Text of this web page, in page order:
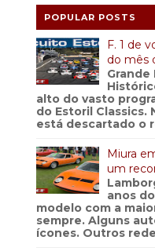
POPULAR POSTS
F. 1 de
do mês
Grande
alto do vasto
do Estoril Classics.
está descartado o
Miura
um
anos
modelo com a
sempre. Alguns
ícones. Outros